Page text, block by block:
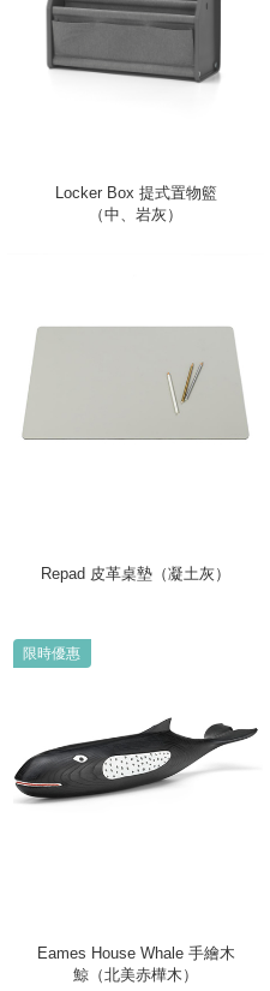
Locker Box 提式置物籃
（中、岩灰）
Repad 皮革桌墊（凝土灰）
限時優惠
Eames House Whale 手繪木
鯨（北美赤樺木）